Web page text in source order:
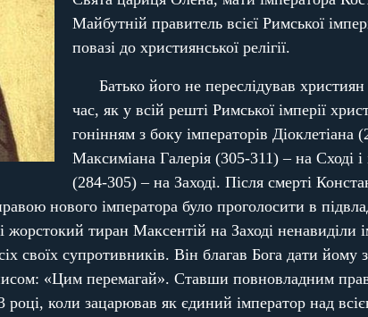
Майбутній правитель всієї Римської
повазі до християнської релігії.
Батько його не переслідував
час, як у всій решті Римської імперії
гонінням з боку імператорів Діоклетіана
Максиміана Галерія (305-311) – на Сході
(284-305) – на Заході. Після смерті
нового імператора було проголосити в
тиран Максентій на Заході ненавиділи
своїх супротивників. Він благав Бога дати
«Цим перемагай». Ставши повновладним
році, коли зацарював як єдиний імператор над